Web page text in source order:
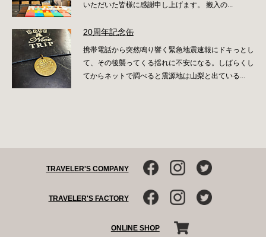
いただいた皆様に感謝申し上げます。 搬入の...
20周年記念缶
携帯電話から突然鳴り響く緊急地震速報にドキっとし
て、その後襲ってくる揺れに不安になる。しばらくし
てからネットで調べると震源地は山梨と出ている...
TRAVELER'S COMPANY
TRAVELER'S FACTORY
ONLINE SHOP